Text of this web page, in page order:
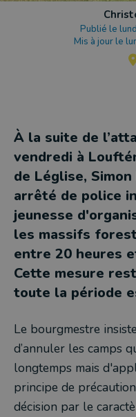
Publié le
Mis à jour le
À la suite de
vendredi à
de Léglise,
arrêté de police
jeunesse
les massifs
entre 20 heures
Cette mesure
toute la période
Le bourgmestre
d’annuler les camps
longtemps mais
principe de
décision par le